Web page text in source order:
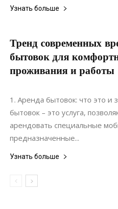
Узнать больше
Тренд современных
бытовок для
проживания и работы
09.03.2022
1. Аренда бытовок: что это и
бытовок – это услуга,
арендовать специальные
предназначенные...
Узнать больше